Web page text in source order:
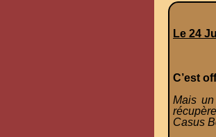
Le 24
C’est
Mais
Casus